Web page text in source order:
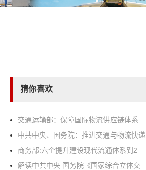
猜你喜欢
交通运输部：保障国际物流供应链体系
中共中央、国务院：推进交通与物流快递
商务部:六个提升建设现代流通体系到2
解读中共中央 国务院《国家综合立体交